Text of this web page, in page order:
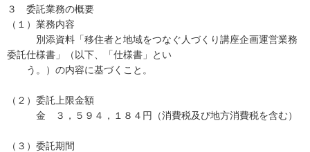
３ 委託業務の概要
（１）業務内容
別添資料「移住者と地域をつなぐ人づくり講座企画運営業務
委託仕様書」（以下、「仕様書」とい
う。）の内容に基づくこと。
（２）委託上限金額
金 ３，５９４，１８４円（消費税及び地方消費税を含む）
（３）委託期間